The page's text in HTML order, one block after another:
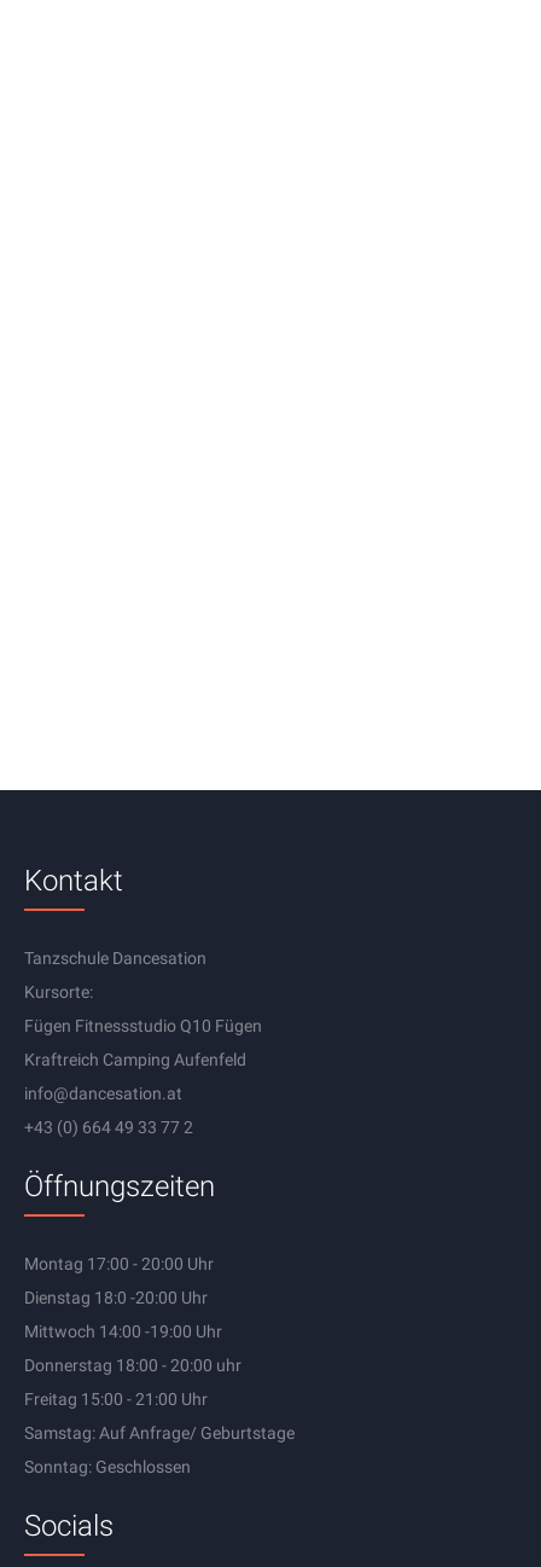
Kontakt
Tanzschule Dancesation
Kursorte:
Fügen Fitnessstudio Q10 Fügen
Kraftreich Camping Aufenfeld
info@dancesation.at
+43 (0) 664 49 33 77 2
Öffnungszeiten
Montag 17:00 - 20:00 Uhr
Dienstag 18:0 -20:00 Uhr
Mittwoch 14:00 -19:00 Uhr
Donnerstag 18:00 - 20:00 uhr
Freitag 15:00 - 21:00 Uhr
Samstag: Auf Anfrage/ Geburtstage
Sonntag: Geschlossen
Socials